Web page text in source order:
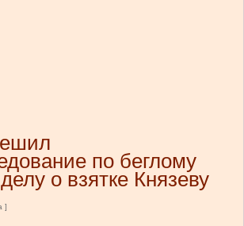
по беглому
о взятке Князеву
]